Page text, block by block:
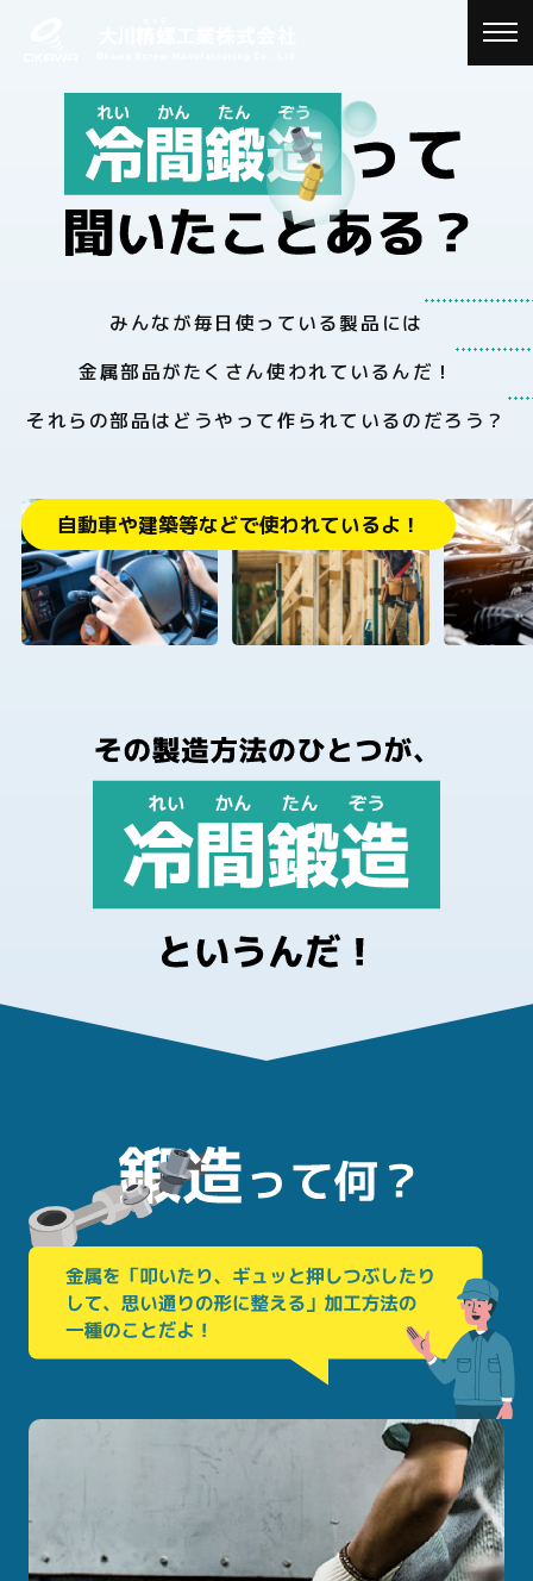
toggle
みんなが毎日使っている製品には
金属部品がたくさん使われているんだ！
それらの部品はどうやって作られているのだろう？
自動車や建築等などで使われているよ！